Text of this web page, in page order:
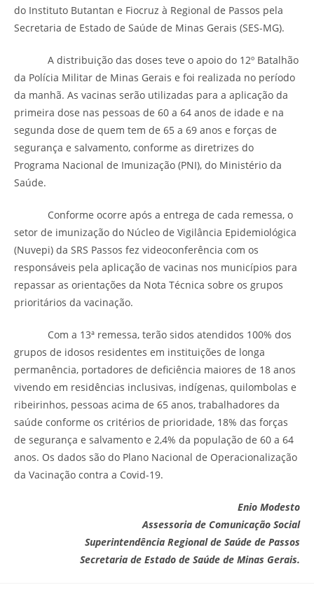
do Instituto Butantan e Fiocruz à Regional de Passos pela
Secretaria de Estado de Saúde de Minas Gerais (SES-MG).
A distribuição das doses teve o apoio do 12º Batalhão
da Polícia Militar de Minas Gerais e foi realizada no período
da manhã. As vacinas serão utilizadas para a aplicação da
primeira dose nas pessoas de 60 a 64 anos de idade e na
segunda dose de quem tem de 65 a 69 anos e forças de
segurança e salvamento, conforme as diretrizes do
Programa Nacional de Imunização (PNI), do Ministério da
Saúde.
Conforme ocorre após a entrega de cada remessa, o
setor de imunização do Núcleo de Vigilância Epidemiológica
(Nuvepi) da SRS Passos fez videoconferência com os
responsáveis pela aplicação de vacinas nos municípios para
repassar as orientações da Nota Técnica sobre os grupos
prioritários da vacinação.
Com a 13ª remessa, terão sidos atendidos 100% dos
grupos de idosos residentes em instituições de longa
permanência, portadores de deficiência maiores de 18 anos
vivendo em residências inclusivas, indígenas, quilombolas e
ribeirinhos, pessoas acima de 65 anos, trabalhadores da
saúde conforme os critérios de prioridade, 18% das forças
de segurança e salvamento e 2,4% da população de 60 a 64
anos. Os dados são do Plano Nacional de Operacionalização
da Vacinação contra a Covid-19.
Enio Modesto
Assessoria de Comunicação Social
Superintendência Regional de Saúde de Passos
Secretaria de Estado de Saúde de Minas Gerais.